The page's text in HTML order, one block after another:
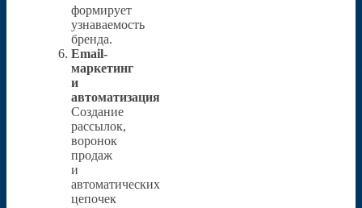
формирует
узнаваемость
бренда.
Email-
маркетинг
и
автоматизация
Создание
рассылок,
воронок
продаж
и
автоматических
цепочек